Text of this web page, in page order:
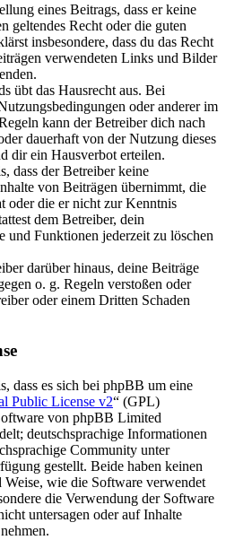
eines Beitrags, dass er keine
geltendes Recht oder die guten
insbesondere, dass du das Recht
verwendeten Links und Bilder
übt das Hausrecht aus. Bei
oder anderer im
kann der Betreiber dich nach
dauerhaft von der Nutzung dieses
dir ein Hausverbot erteilen.
dass der Betreiber keine
von Beiträgen übernimmt, die
oder die er nicht zur Kenntnis
dem Betreiber, dein
und Funktionen jederzeit zu löschen
darüber hinaus, deine Beiträge
o. g. Regeln verstoßen oder
oder einem Dritten Schaden
dass es sich bei phpBB um eine
Public License v2“ (GPL)
von phpBB Limited
deutschsprachige Informationen
Community unter
gestellt. Beide haben keinen
wie die Software verwendet
die Verwendung der Software
untersagen oder auf Inhalte